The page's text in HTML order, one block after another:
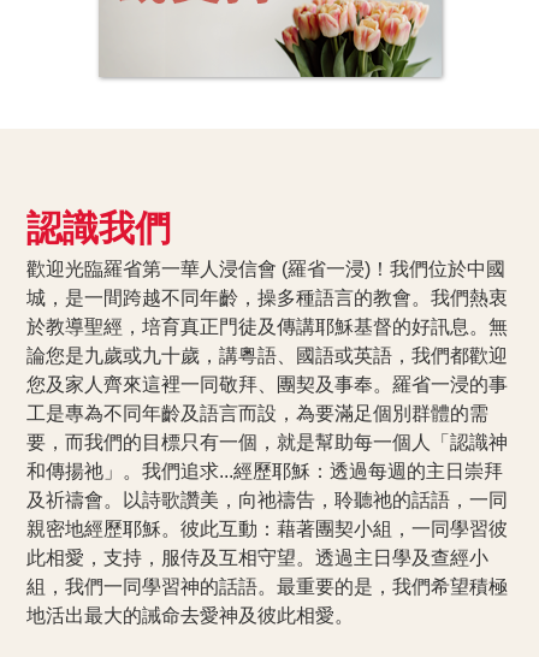
認識我們
歡迎光臨羅省第一華人浸信會 (羅省一浸)！我們位於中國
城，是一間跨越不同年齡，操多種語言的教會。我們熱衷
於教導聖經，培育真正門徒及傳講耶穌基督的好訊息。無
論您是九歲或九十歲，講粵語、國語或英語，我們都歡迎
您及家人齊來這裡一同敬拜、團契及事奉。羅省一浸的事
工是專為不同年齡及語言而設，為要滿足個別群體的需
要，而我們的目標只有一個，就是幫助每一個人「認識神
和傳揚祂」。我們追求...經歷耶穌：透過每週的主日崇拜
及祈禱會。以詩歌讚美，向祂禱告，聆聽祂的話語，一同
親密地經歷耶穌。彼此互動：藉著團契小組，一同學習彼
此相愛，支持，服侍及互相守望。透過主日學及查經小
組，我們一同學習神的話語。最重要的是，我們希望積極
地活出最大的誡命去愛神及彼此相愛。